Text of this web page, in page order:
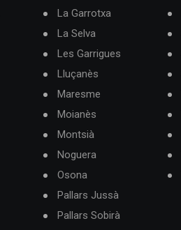
La Garrotxa
La Selva
Les Garrigues
Lluçanès
Maresme
Moianès
Montsià
Noguera
Osona
Pallars Jussà
Pallars Sobirà